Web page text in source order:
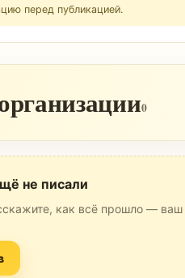
перед публикацией.
0
не писали
как всё прошло — ваш